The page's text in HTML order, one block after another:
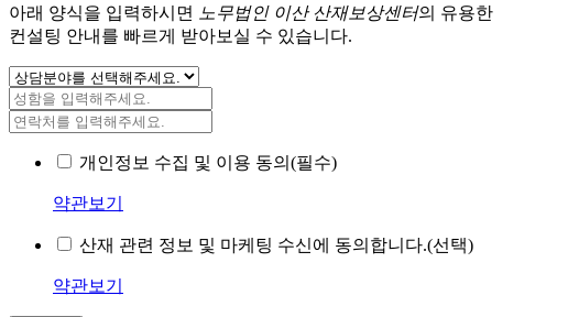
아래 양식을 입력하시면
노무법인 이산 산재보상센터의 유용한
컨설팅 안내를 빠르게 받아보실 수 있습니다.
개인정보 수집 및 이용 동의(필수)
약관보기
산재 관련 정보 및 마케팅 수신에 동의합니다.(선택)
약관보기